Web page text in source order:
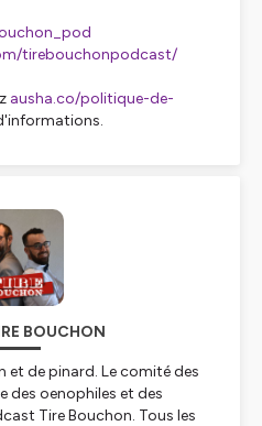
tirebouchonpodcast/
ausha.co/politique-de-
BOUCHON
et de pinard. Le comité des
des oenophiles et des
Tire Bouchon. Tous les